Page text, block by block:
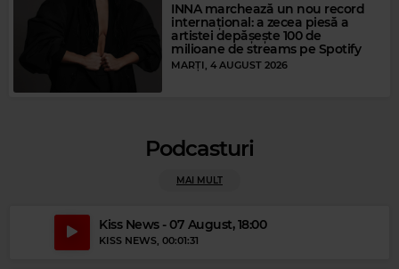
Magic FM
SHANIA TWAIN–YOU'RE STILL THE ONE
INNA marchează un nou record
internațional: a zecea piesă a
artistei depășește 100 de
milioane de streams pe Spotify
MARȚI, 4 AUGUST 2026
Podcasturi
MAI MULT
Kiss News - 07 August, 18:00
KISS NEWS, 00:01:31